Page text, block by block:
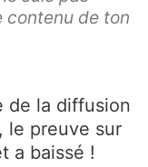
contenu de ton
de la diffusion
le preuve sur
a baissé !